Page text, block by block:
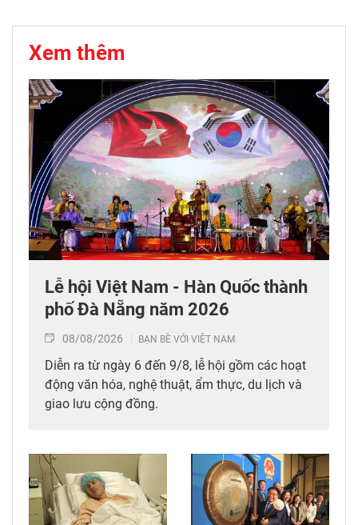
Xem thêm
Lễ hội Việt Nam - Hàn Quốc thành
phố Đà Nẵng năm 2026
08/08/2026 BẠN BÈ VỚI VIỆT NAM
Diễn ra từ ngày 6 đến 9/8, lễ hội gồm các hoạt
động văn hóa, nghệ thuật, ẩm thực, du lịch và
giao lưu cộng đồng.